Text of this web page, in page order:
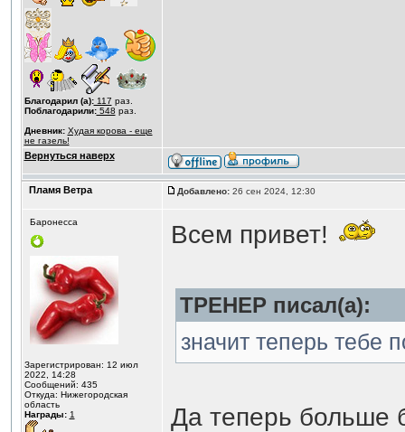
Благодарил (а):117 раз.
Поблагодарили:548 раз.
Дневник: Худая корова - еще
не газель!
Вернуться наверх
Пламя Ветра Добавлено:26 сен 2024, 12:30
Баронесса
Зарегистрирован: 12 июл
2022, 14:28
Сообщений: 435
Откуда: Нижегородская
область
Награды: 1
Всем привет!
ТРЕНЕР писал(а):
значит теперь тебе
Да теперь больше